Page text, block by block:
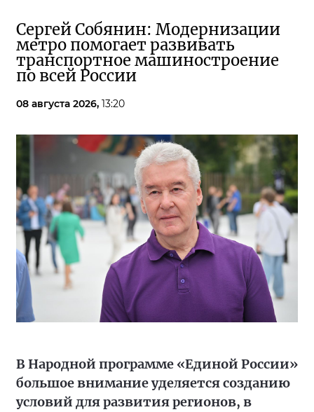
Сергей Собянин: Модернизации
метро помогает развивать
транспортное машиностроение
по всей России
08 августа 2026, 13:20
В Народной программе «Единой России»
большое внимание уделяется созданию
условий для развития регионов, в